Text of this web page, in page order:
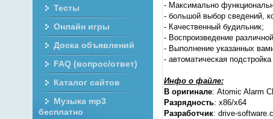
- Максимально
- большой выбор сведений,
- Качественный будильник;
- Воспроизведение
- Выполнение указанных
- автоматическая
Инфо о файле:
В оригинале: Atomic Alarm
Разрядность: x86/x64
Разработчик: drive-
Тесты
Онлайн игры
Доска объявлений
FAQ (вопрос/ответ)
Каталог сайтов
Музыка mp3
бесплатно